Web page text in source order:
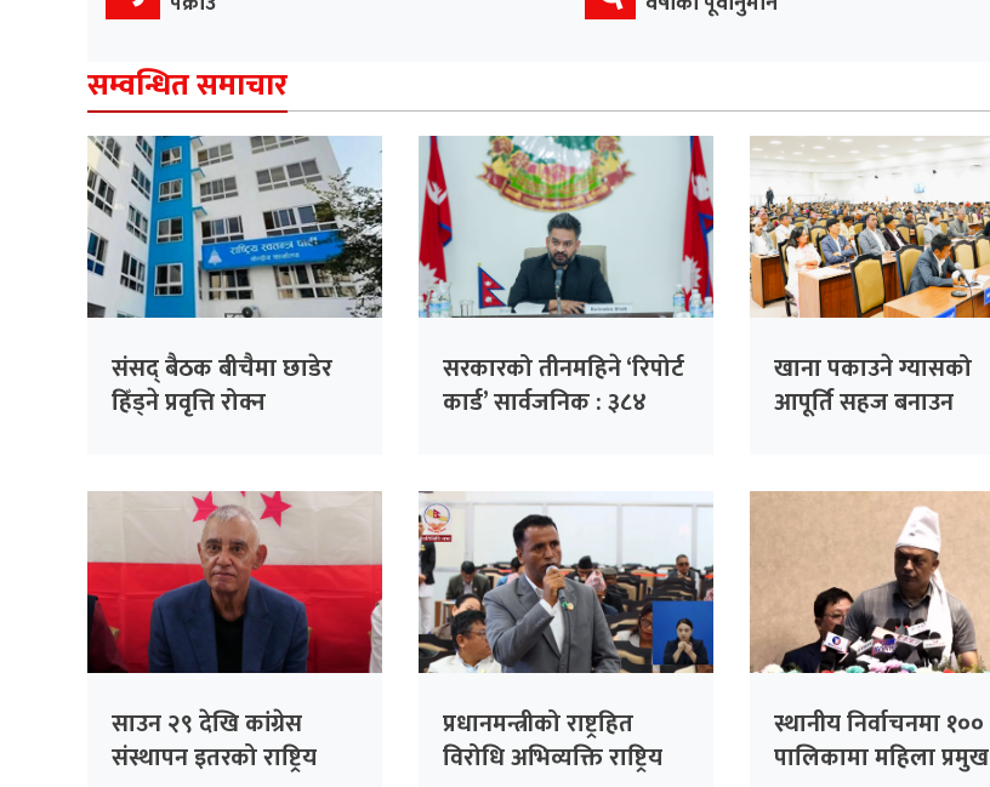
सम्वन्धित समाचार
संसद् बैठक बीचैमा छाडेर
हिँड्ने प्रवृत्ति रोक्न
विश्लेषण गरिँदै
सरकारको तीनमहिने ‘रिपोर्ट
कार्ड’ सार्वजनिक : ३८४
खाना पकाउने ग्यासको
आपूर्ति सहज बनाउन
साउन २९ देखि कांग्रेस
संस्थापन इतरको राष्ट्रिय
प्रधानमन्त्रीको राष्ट्रहित
विरोधि अभिव्यक्ति राष्ट्रिय
स्थानीय निर्वाचनमा १००
पालिकामा महिला प्रमुख